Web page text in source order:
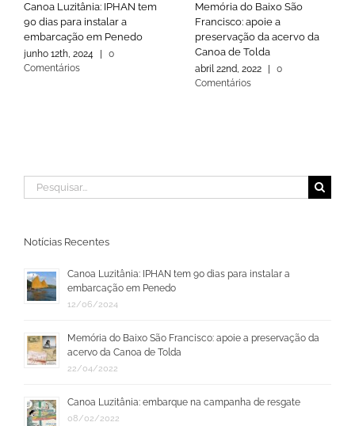
Canoa Luzitânia: IPHAN tem
90 dias para instalar a
embarcação em Penedo
junho 12th, 2024 |
0
Comentários
Memória do Baixo São
Francisco: apoie a
preservação da acervo da
Canoa de Tolda
abril 22nd, 2022 |
0
Comentários
Buscar
resultados
Notícias Recentes
Canoa Luzitânia: IPHAN tem 90 dias para instalar a
embarcação em Penedo
12/06/2024
Memória do Baixo São Francisco: apoie a preservação da
acervo da Canoa de Tolda
22/04/2022
Canoa Luzitânia: embarque na campanha de resgate
08/02/2022